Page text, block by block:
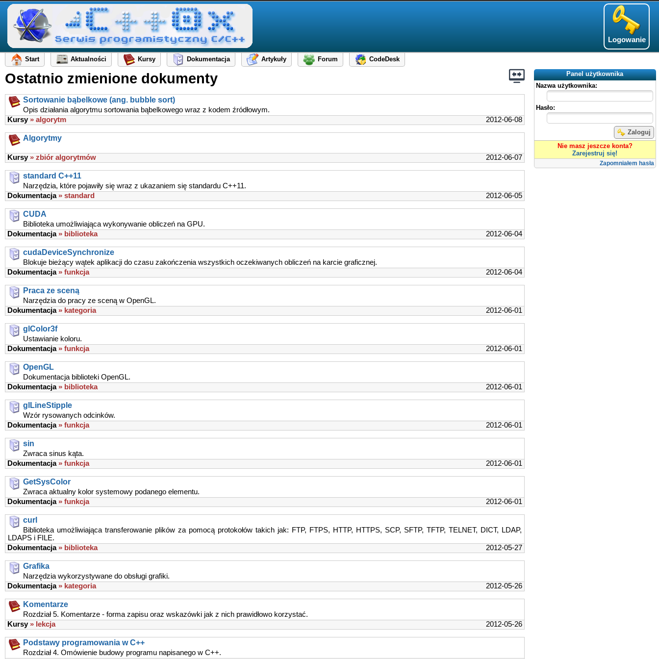
Logowanie
Start Aktualności Kursy Dokumentacja Artykuły Forum
CodeDesk
Panel użytkownika
Nazwa użytkownika:
Hasło:
Zaloguj
Nie masz jeszcze konta?
Zarejestruj się!
Zapomniałem hasła
Ostatnio zmienione dokumenty
Sortowanie bąbelkowe (ang. bubble sort)
Opis działania algorytmu sortowania bąbelkowego wraz z kodem źródłowym.
2012-06-08
Kursy » algorytm
Algorytmy
2012-06-07
Kursy » zbiór algorytmów
standard C++11
Narzędzia, które pojawiły się wraz z ukazaniem się standardu C++11.
2012-06-05
Dokumentacja » standard
CUDA
Biblioteka umożliwiająca wykonywanie obliczeń na GPU.
2012-06-04
Dokumentacja » biblioteka
cudaDeviceSynchronize
Blokuje bieżący wątek aplikacji do czasu zakończenia wszystkich oczekiwanych obliczeń na karcie graficznej.
2012-06-04
Dokumentacja » funkcja
Praca ze sceną
Narzędzia do pracy ze sceną w OpenGL.
2012-06-01
Dokumentacja » kategoria
glColor3f
Ustawianie koloru.
2012-06-01
Dokumentacja » funkcja
OpenGL
Dokumentacja biblioteki OpenGL.
2012-06-01
Dokumentacja » biblioteka
glLineStipple
Wzór rysowanych odcinków.
2012-06-01
Dokumentacja » funkcja
sin
Zwraca sinus kąta.
2012-06-01
Dokumentacja » funkcja
GetSysColor
Zwraca aktualny kolor systemowy podanego elementu.
2012-06-01
Dokumentacja » funkcja
curl
Biblioteka umożliwiająca transferowanie plików za pomocą protokołów takich jak: FTP, FTPS, HTTP, HTTPS, SCP, SFTP, TFTP, TELNET, DICT, LDAP,
LDAPS i FILE.
2012-05-27
Dokumentacja » biblioteka
Grafika
Narzędzia wykorzystywane do obsługi grafiki.
2012-05-26
Dokumentacja » kategoria
Komentarze
Rozdział 5. Komentarze - forma zapisu oraz wskazówki jak z nich prawidłowo korzystać.
2012-05-26
Kursy » lekcja
Podstawy programowania w C++
Rozdział 4. Omówienie budowy programu napisanego w C++.